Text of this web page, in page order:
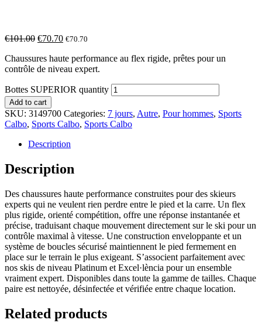
€101.00 €70.70 €70.70
Chaussures haute performance au flex rigide, prêtes pour un
contrôle de niveau expert.
Bottes SUPERIOR quantity
Add to cart
SKU: 3149700 Categories: 7 jours, Autre, Pour hommes, Sports
Calbo, Sports Calbo, Sports Calbo
Description
Description
Des chaussures haute performance construites pour des skieurs
experts qui ne veulent rien perdre entre le pied et la carre. Un flex
plus rigide, orienté compétition, offre une réponse instantanée et
précise, traduisant chaque mouvement directement sur le ski pour un
contrôle maximal à vitesse. Une construction enveloppante et un
système de boucles sécurisé maintiennent le pied fermement en
place sur le terrain le plus exigeant. S’associent parfaitement avec
nos skis de niveau Platinum et Excel·lència pour un ensemble
vraiment expert. Disponibles dans toute la gamme de tailles. Chaque
paire est nettoyée, désinfectée et vérifiée entre chaque location.
Related products